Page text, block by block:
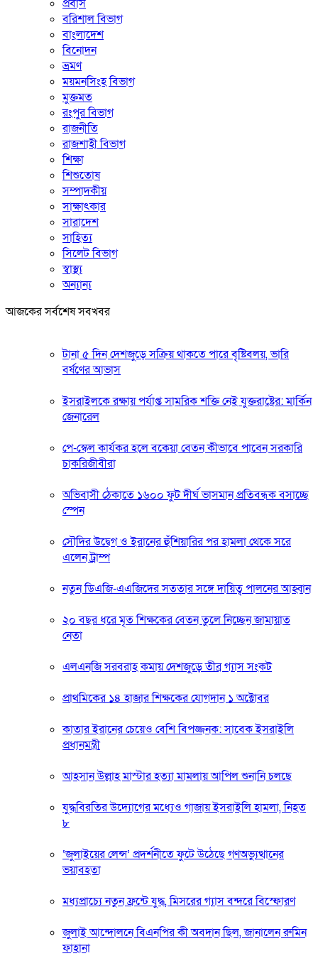
প্রবাস
বরিশাল বিভাগ
বাংলাদেশ
বিনোদন
ভ্রমণ
ময়মনসিংহ বিভাগ
মুক্তমত
রংপুর বিভাগ
রাজনীতি
রাজশাহী বিভাগ
শিক্ষা
শিশুতোষ
সম্পাদকীয়
সাক্ষাৎকার
সারাদেশ
সাহিত্য
সিলেট বিভাগ
স্বাস্থ্য
অন্যান্য
আজকের সর্বশেষ সবখবর
টানা ৫ দিন দেশজুড়ে সক্রিয় থাকতে পারে বৃষ্টিবলয়, ভারি
বর্ষণের আভাস
ইসরাইলকে রক্ষায় পর্যাপ্ত সামরিক শক্তি নেই যুক্তরাষ্ট্রের: মার্কিন
জেনারেল
পে-স্কেল কার্যকর হলে বকেয়া বেতন কীভাবে পাবেন সরকারি
চাকরিজীবীরা
অভিবাসী ঠেকাতে ১৬০০ ফুট দীর্ঘ ভাসমান প্রতিবন্ধক বসাচ্ছে
স্পেন
সৌদির উদ্বেগ ও ইরানের হুঁশিয়ারির পর হামলা থেকে সরে
এলেন ট্রাম্প
নতুন ডিএজি-এএজিদের সততার সঙ্গে দায়িত্ব পালনের আহ্বান
২০ বছর ধরে মৃত শিক্ষকের বেতন তুলে নিচ্ছেন জামায়াত
নেতা
এলএনজি সরবরাহ কমায় দেশজুড়ে তীব্র গ্যাস সংকট
প্রাথমিকের ১৪ হাজার শিক্ষকের যোগদান ১ অক্টোবর
কাতার ইরানের চেয়েও বেশি বিপজ্জনক: সাবেক ইসরাইলি
প্রধানমন্ত্রী
আহসান উল্লাহ মাস্টার হত্যা মামলায় আপিল শুনানি চলছে
যুদ্ধবিরতির উদ্যোগের মধ্যেও গাজায় ইসরাইলি হামলা, নিহত
৮
‘জুলাইয়ের লেন্স’ প্রদর্শনীতে ফুটে উঠেছে গণঅভ্যুত্থানের
ভয়াবহতা
মধ্যপ্রাচ্যে নতুন ফ্রন্টে যুদ্ধ, মিসরের গ্যাস বন্দরে বিস্ফোরণ
জুলাই আন্দোলনে বিএনপির কী অবদান ছিল, জানালেন রুমিন
ফাহানা